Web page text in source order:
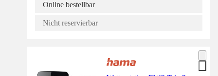
Online bestellbar
Nicht reservierbar